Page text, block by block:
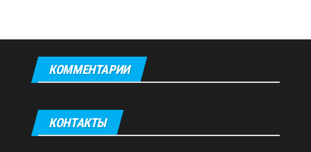
КОММЕНТАРИИ
КОНТАКТЫ